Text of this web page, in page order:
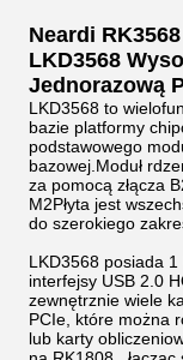
Neardi
LKD3568
Jednorazową
LKD3568 to
bazie platformy
podstawowego
bazowej.Moduł
za pomocą złącza
M2Płyta jest
do szerokiego
LKD3568 posiada
interfejsy USB 2.0
zewnętrznie wiele
PCIe, które można
lub karty